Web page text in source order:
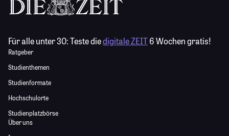
Für alle unter 30:Teste diedigitale ZEIT6 Wochen gratis!
Ratgeber
Studienthemen
Studienformate
Hochschulorte
Studienplatzbörse
Über uns